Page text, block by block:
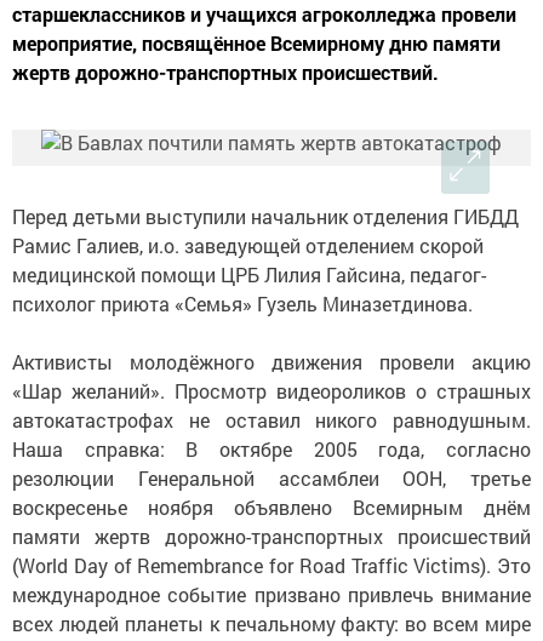
старшеклассников и учащихся агроколледжа провели
мероприятие, посвящённое Всемирному дню памяти
жертв дорожно-транспортных происшествий.
Перед детьми выступили начальник отделения ГИБДД
Рамис Галиев, и.о. заведующей отделением скорой
медицинской помощи ЦРБ Лилия Гайсина, педагог-
психолог приюта «Семья» Гузель Миназетдинова.
Активисты молодёжного движения провели акцию
«Шар желаний». Просмотр видеороликов о страшных
автокатастрофах не оставил никого равнодушным.
Наша справка: В октябре 2005 года, согласно
резолюции Генеральной ассамблеи ООН, третье
воскресенье ноября объявлено Всемирным днём
памяти жертв дорожно-транспортных происшествий
(World Day of Remembrance for Road Traffic Victims). Это
международное событие призвано привлечь внимание
всех людей планеты к печальному факту: во всем мире